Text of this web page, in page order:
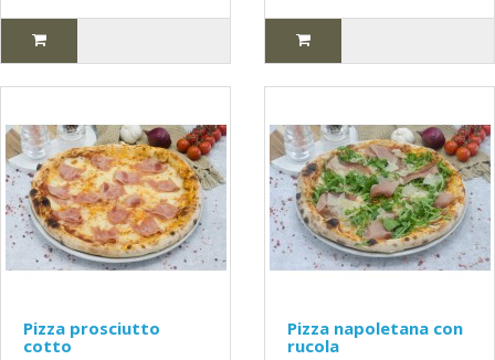
Pizza prosciutto
cotto
Pizza napoletana con
rucola